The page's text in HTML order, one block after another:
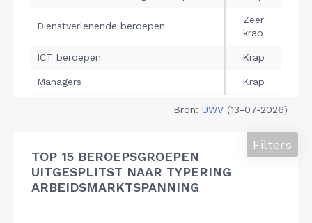
Bron: UWV (13-07-2026)
TOP 15 BEROEPSGROEPEN
UITGESPLITST NAAR TYPERING
ARBEIDSMARKTSPANNING
Filters